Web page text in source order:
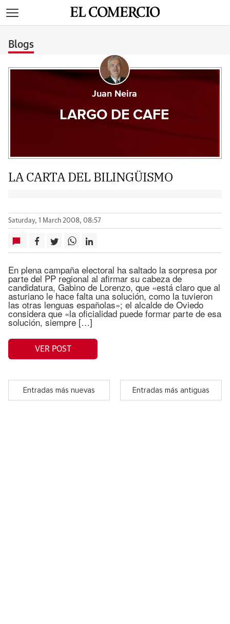
Blogs
Juan Neira
LARGO DE CAFE
LA CARTA DEL BILINGÜISMO
Saturday, 1 March 2008, 08:57
En plena campaña electoral ha saltado la sorpresa por
parte del PP regional al afirmar su cabeza de
candidatura, Gabino de Lorenzo, que «está claro que al
asturiano le hace falta una solución, como la tuvieron
las otras lenguas españolas»; el alcalde de Oviedo
considera que «la oficialidad puede formar parte de esa
solución, siempre […]
VER POST
Entradas más nuevas Entradas más antiguas